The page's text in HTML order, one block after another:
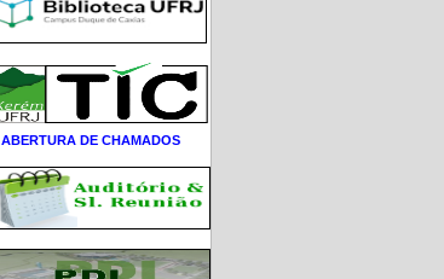
ABERTURA DE CHAMADOS